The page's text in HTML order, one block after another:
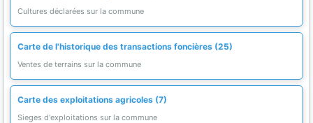
Cultures déclarées sur la commune
Carte de l'historique des transactions foncières (25)
Ventes de terrains sur la commune
Carte des exploitations agricoles (7)
Sieges d'exploitations sur la commune